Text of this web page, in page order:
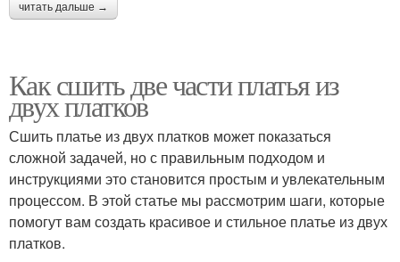
читать дальше →
Как сшить две части платья из
двух платков
Сшить платье из двух платков может показаться
сложной задачей, но с правильным подходом и
инструкциями это становится простым и увлекательным
процессом. В этой статье мы рассмотрим шаги, которые
помогут вам создать красивое и стильное платье из двух
платков.